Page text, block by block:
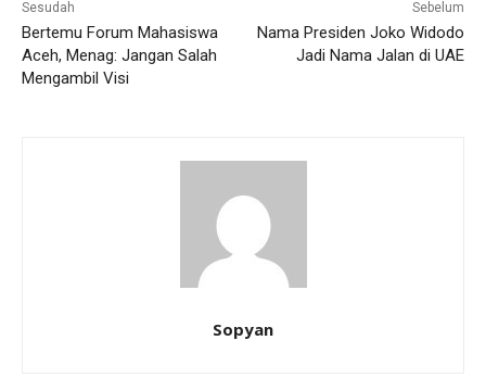
Sesudah
Bertemu Forum Mahasiswa
Aceh, Menag: Jangan Salah
Mengambil Visi
Sebelum
Nama Presiden Joko Widodo
Jadi Nama Jalan di UAE
Sopyan